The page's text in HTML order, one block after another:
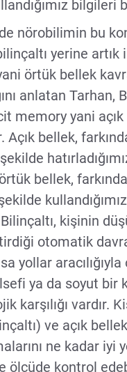
bilgileri
nörobilimin bu
yerine artık
örtük bellek
anlatan Tarhan,
memory yani
Açık bellek,
bellek,
Bilinçaltı, kişinin
otomatik
yollar
ya da soyut bir
karşılığı vardır.
ve açık
ne kadar iyi
ölçüde kontrol